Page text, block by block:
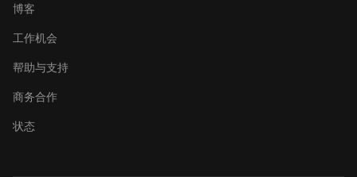
博客
工作机会
帮助与支持
商务合作
状态